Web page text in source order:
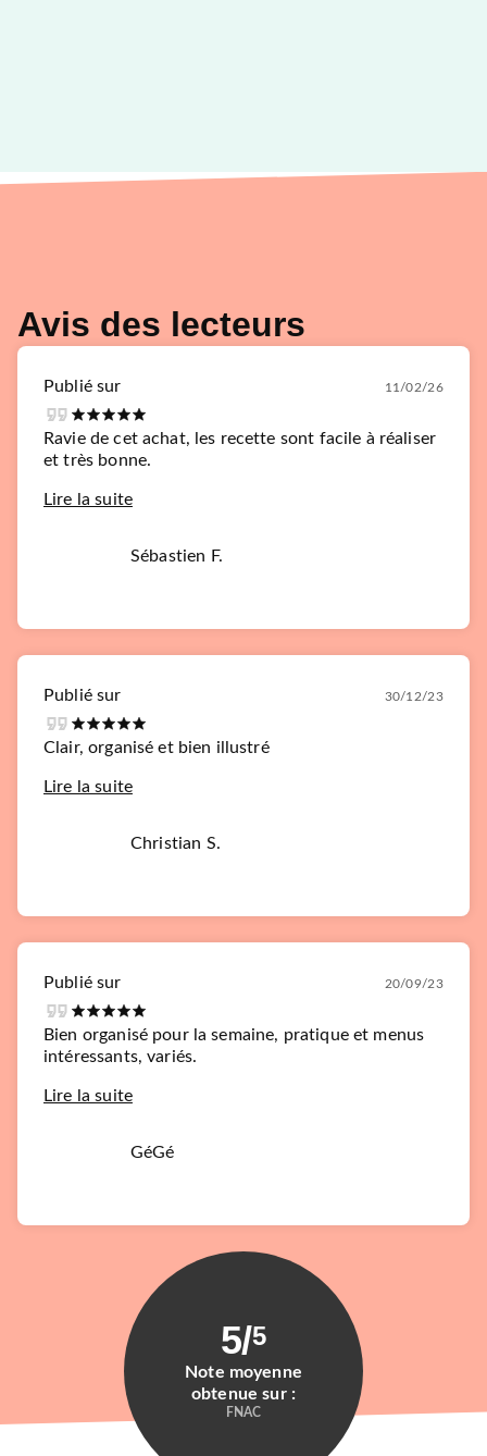
Avis des lecteurs
Publié sur 11/02/26
Ravie de cet achat, les recette sont facile à réaliser
et très bonne.
Lire la suite
Sébastien F.
Publié sur 30/12/23
Clair, organisé et bien illustré
Lire la suite
Christian S.
Publié sur 20/09/23
Bien organisé pour la semaine, pratique et menus
intéressants, variés.
Lire la suite
GéGé
5/5
Note moyenne
obtenue sur :
FNAC